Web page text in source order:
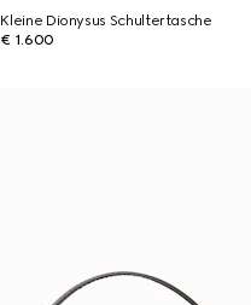
Kleine Dionysus Schultertasche
€ 1.600